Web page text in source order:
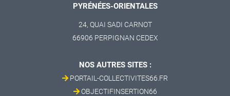
PYRÉNÉES-ORIENTALES
24, QUAI SADI CARNOT
66906 PERPIGNAN CEDEX
NOS AUTRES SITES :
PORTAIL-COLLECTIVITES66.FR
OBJECTIFINSERTION66